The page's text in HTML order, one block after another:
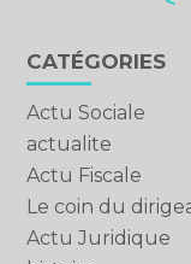
Blog
sidebar
CATÉGORIES
Actu Sociale
actualite
Actu Fiscale
Le coin du
Actu Juridique